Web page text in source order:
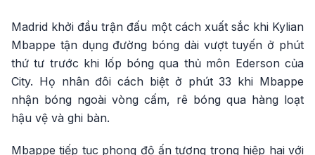
Madrid khởi đầu trận đấu một cách xuất sắc khi Kylian
Mbappe tận dụng đường bóng dài vượt tuyến ở phút
thứ tư trước khi lốp bóng qua thủ môn Ederson của
City. Họ nhân đôi cách biệt ở phút 33 khi Mbappe
nhận bóng ngoài vòng cấm, rê bóng qua hàng loạt
hậu vệ và ghi bàn.
Mbappe tiếp tục phong độ ấn tượng trong hiệp hai với